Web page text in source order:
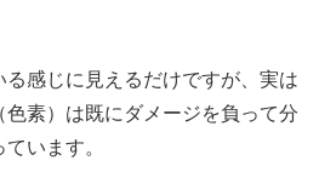
る感じに見えるだけですが、実は
素）は既にダメージを負って分
います。